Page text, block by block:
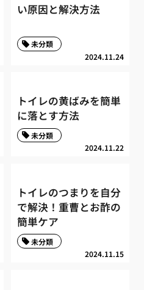
い原因と解決方法
2024.11.24
未分類
トイレの黄ばみを簡単
に落とす方法
2024.11.22
未分類
トイレのつまりを自分
で解決！重曹とお酢の
簡単ケア
2024.11.15
未分類